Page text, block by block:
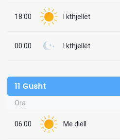
18:00 I kthjellët
00:00 I kthjellët
11 Gusht
Ora
06:00 Me diell